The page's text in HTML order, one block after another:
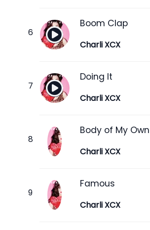
Boom Clap
Charli XCX
Doing It
Charli XCX
Body of My Own
Charli XCX
Famous
Charli XCX